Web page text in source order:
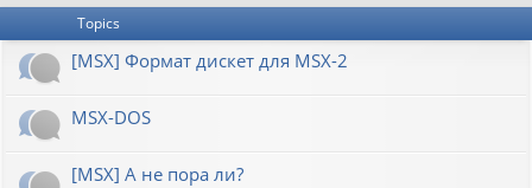
Topics
[MSX] Формат дискет для MSX-2
MSX-DOS
[MSX] А не пора ли?